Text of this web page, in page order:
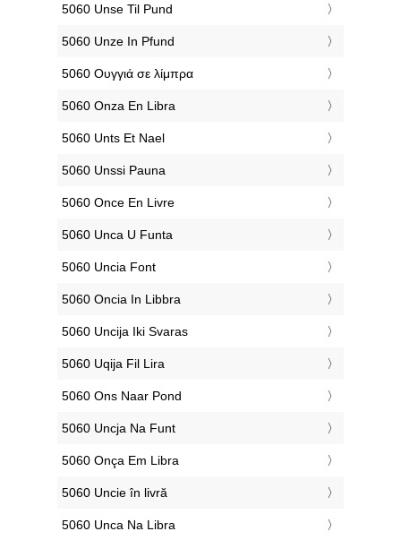
‎5060 Unse Til Pund
‎5060 Unze In Pfund
‎5060 Ουγγιά σε λίμπρα
‎5060 Onza En Libra
‎5060 Unts Et Nael
‎5060 Unssi Pauna
‎5060 Once En Livre
‎5060 Unca U Funta
‎5060 Uncia Font
‎5060 Oncia In Libbra
‎5060 Uncija Iki Svaras
‎5060 Uqija Fil Lira
‎5060 Ons Naar Pond
‎5060 Uncja Na Funt
‎5060 Onça Em Libra
‎5060 Uncie în livră
‎5060 Unca Na Libra